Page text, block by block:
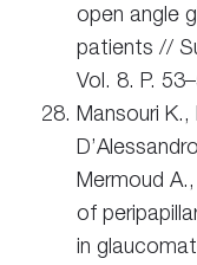
open angle
patients //
Vol. 8. P.
Mansouri
Mermoud
of
in